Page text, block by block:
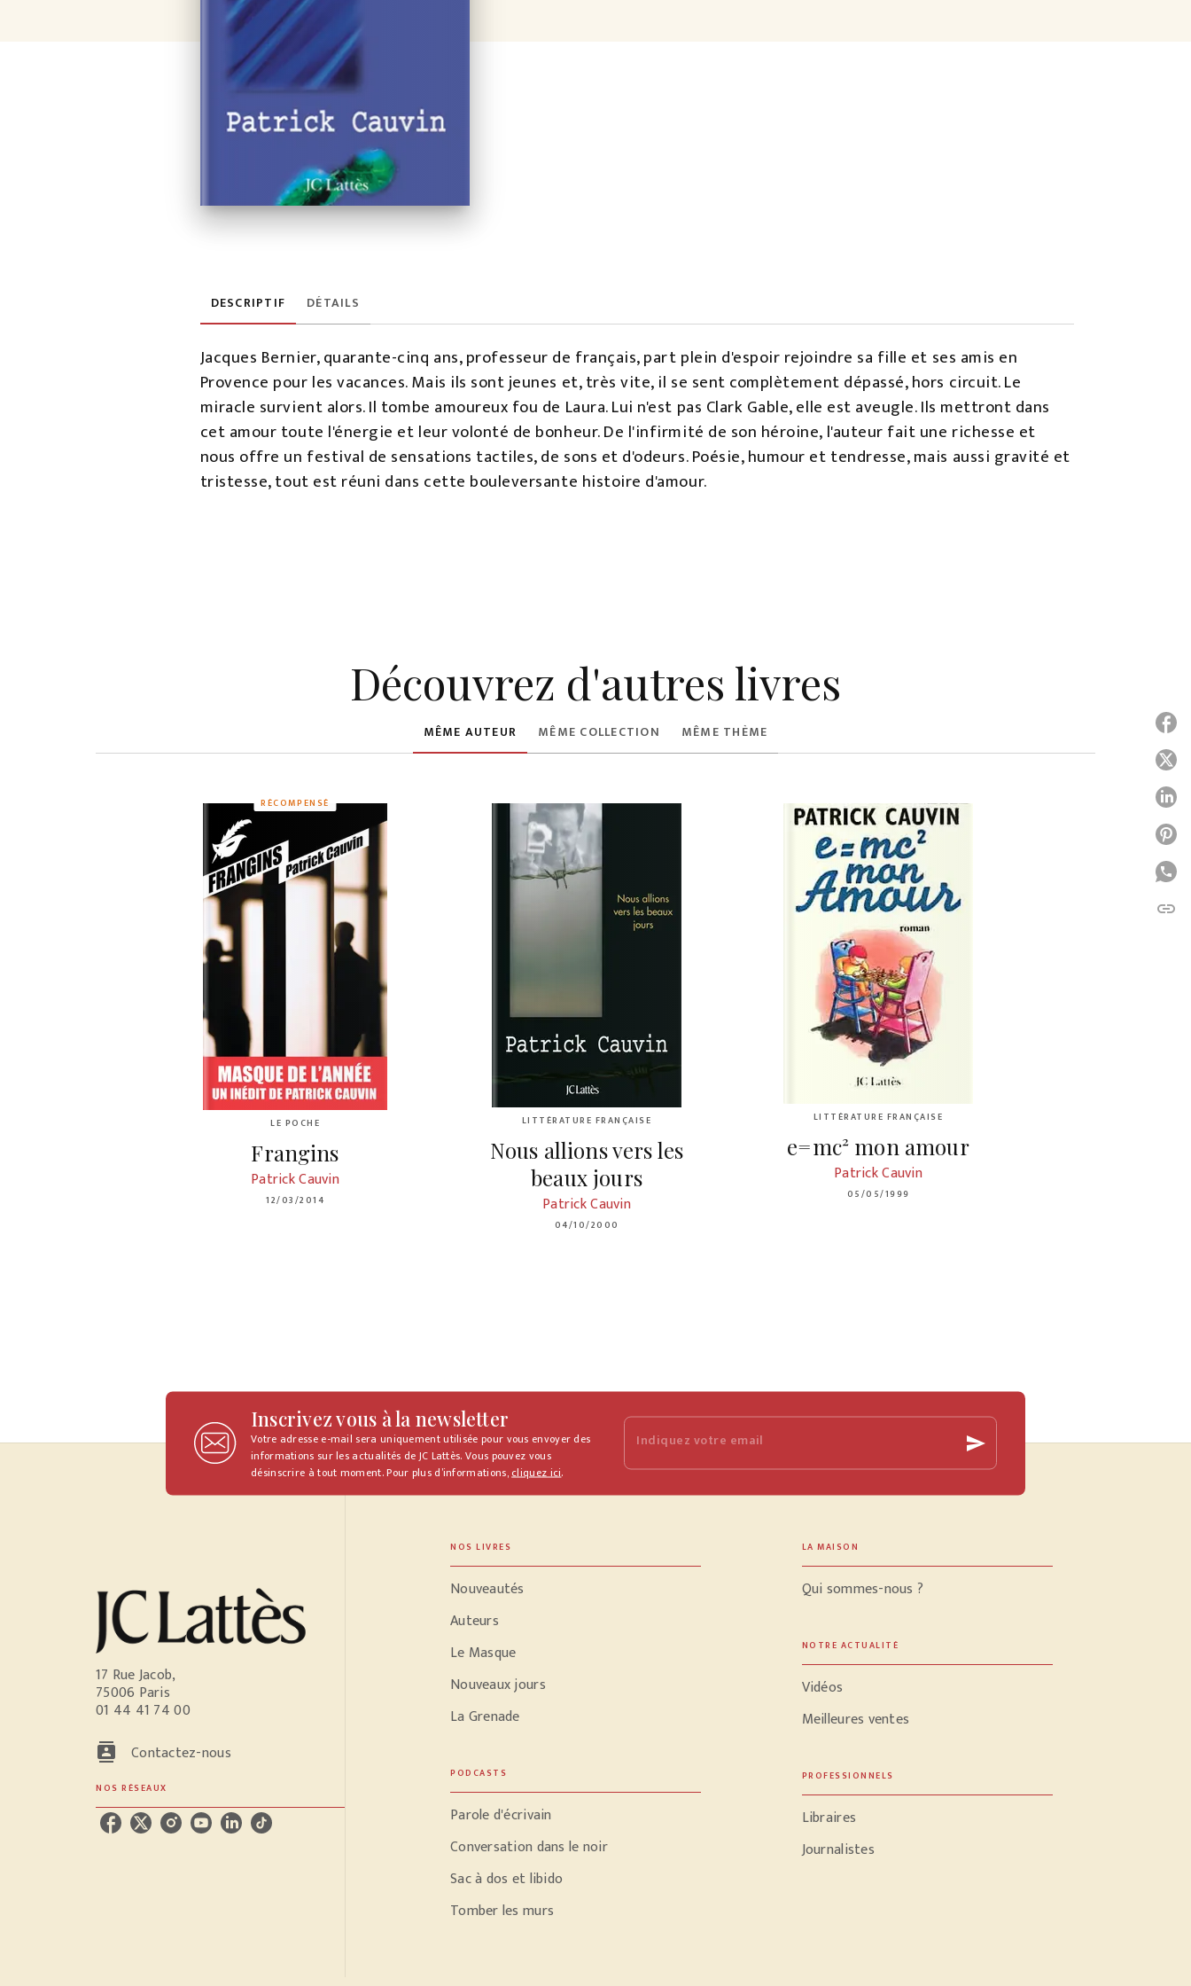
DESCRIPTIF DÉTAILS
Jacques Bernier, quarante-cinq ans, professeur de français, part plein d'espoir rejoindre sa fille et ses amis en
Provence pour les vacances. Mais ils sont jeunes et, très vite, il se sent complètement dépassé, hors circuit. Le
miracle survient alors. Il tombe amoureux fou de Laura. Lui n'est pas Clark Gable, elle est aveugle. Ils mettront dans
cet amour toute l'énergie et leur volonté de bonheur. De l'infirmité de son héroine, l'auteur fait une richesse et
nous offre un festival de sensations tactiles, de sons et d'odeurs. Poésie, humour et tendresse, mais aussi gravité et
tristesse, tout est réuni dans cette bouleversante histoire d'amour.
Découvrez d'autres livres
MÊME AUTEUR MÊME COLLECTION MÊME THÈME
RÉCOMPENSÉ
LE POCHE
Frangins
Patrick Cauvin
12/03/2014
LITTÉRATURE FRANÇAISE
Nous allions vers les
beaux jours
Patrick Cauvin
04/10/2000
LITTÉRATURE FRANÇAISE
e=mc² mon amour
Patrick Cauvin
05/05/1999
link
Inscrivez vous à la newsletter
Votre adresse e-mail sera uniquement utilisée pour vous envoyer des
informations sur les actualités de JC Lattès. Vous pouvez vous
désinscrire à tout moment. Pour plus d’informations,cliquez ici.
Indiquez votre email send
17 Rue Jacob,
75006 Paris
01 44 41 74 00
contacts Contactez-nous
NOS RÉSEAUX
NOS LIVRES
Nouveautés
Auteurs
Le Masque
Nouveaux jours
La Grenade
PODCASTS
Parole d'écrivain
Conversation dans le noir
Sac à dos et libido
Tomber les murs
LA MAISON
Qui sommes-nous ?
NOTRE ACTUALITÉ
Vidéos
Meilleures ventes
PROFESSIONNELS
Libraires
Journalistes